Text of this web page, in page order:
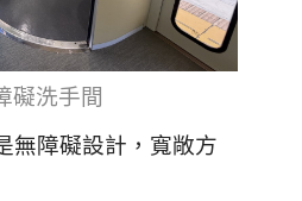
礙洗手間
無障礙設計，寬敞方